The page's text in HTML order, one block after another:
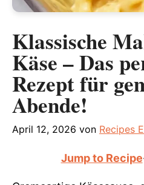
Klassische
Käse – Das
Rezept für
Abende!
April 12, 2026 von Recipes
Jump to Recipe